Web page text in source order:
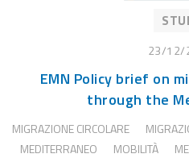
23/12/
EMN Policy brief on
through the
MIGRAZIONE CIRCOLARE
MEDITERRANEO
MOBILITÀ